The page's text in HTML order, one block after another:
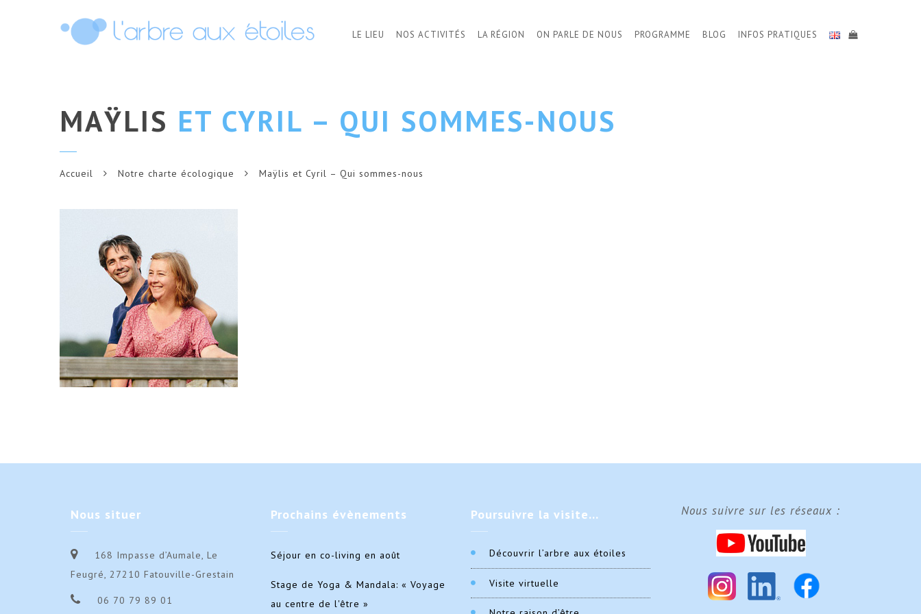
LE LIEU NOS ACTIVITÉS LA RÉGION ON PARLE DE NOUS PROGRAMME BLOG INFOS PRATIQUES
MAŸLIS ET CYRIL – QUI SOMMES-NOUS
Accueil Notre charte écologique Maÿlis et Cyril – Qui sommes-nous
Nous situer
168 Impasse d’Aumale, Le
Feugré, 27210 Fatouville-Grestain
06 70 79 89 01
Prochains évènements
Séjour en co-living en août
Stage de Yoga & Mandala: « Voyage
au centre de l'être »
Poursuivre la visite…
Découvrir l’arbre aux étoiles
Visite virtuelle
Nous suivre sur les réseaux :